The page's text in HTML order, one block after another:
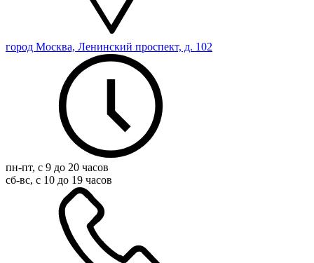
город Москва, Ленинский проспект, д. 102
пн-пт, с 9 до 20 часов
сб-вс, с 10 до 19 часов